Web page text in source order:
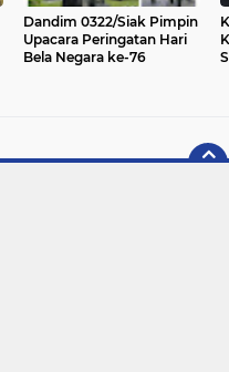
Dandim 0322/Siak Pimpin
Upacara Peringatan Hari
Bela Negara ke-76